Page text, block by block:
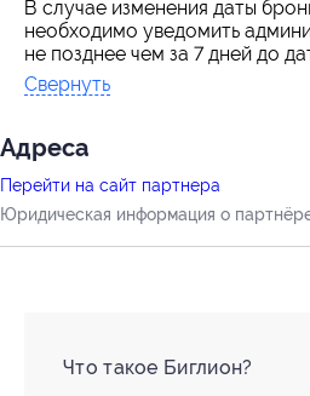
В случае изменения даты
необходимо уведомить
не позднее чем за 7 дней до
Свернуть
Адресa
Перейти на сайт партнера
Юридическая информация о
Что такое Биглион?